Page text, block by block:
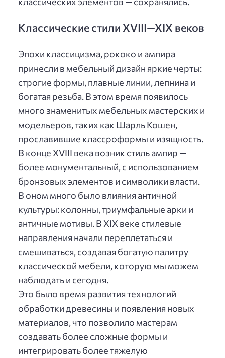
Классические стили XVIII—XIX веков
Эпохи классицизма, рококо и ампира
принесли в мебельный дизайн яркие черты:
строгие формы, плавные линии, лепнина и
богатая резьба. В этом время появилось
много знаменитых мебельных мастерских и
модельеров, таких как Шарль Кошен,
прославившие классроформы и изящность.
В конце XVIII века возник стиль ампир —
более монументальный, с использованием
бронзовых элементов и символики власти.
В оном много было влияния античной
культуры: колонны, триумфальные арки и
античные мотивы. В XIX веке стилевые
направления начали переплетаться и
смешиваться, создавая богатую палитру
классической мебели, которую мы можем
наблюдать и сегодня.
Это было время развития технологий
обработки древесины и появления новых
материалов, что позволило мастерам
создавать более сложные формы и
интегрировать более тяжелую